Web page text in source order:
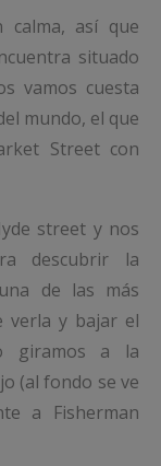
así que
situado
vamos cuesta
mundo, el que
Street con
street y nos
descubrir la
de las más
verla y bajar el
giramos a la
(al fondo se ve
a Fisherman